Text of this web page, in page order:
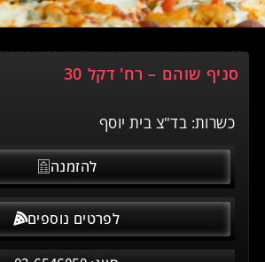
סניף שוהם – רח' דקל 30
כשרות: בד"צ בית יוסף
להזמנה
לפרטים נוספים